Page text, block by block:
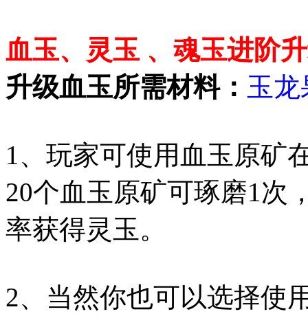
血玉、灵玉 、魂玉进阶
升级血玉所需材料： 玉
1、玩家可使用血玉原矿
20个血玉原矿可琢磨1次
率获得灵玉。
2、当然你也可以选择使